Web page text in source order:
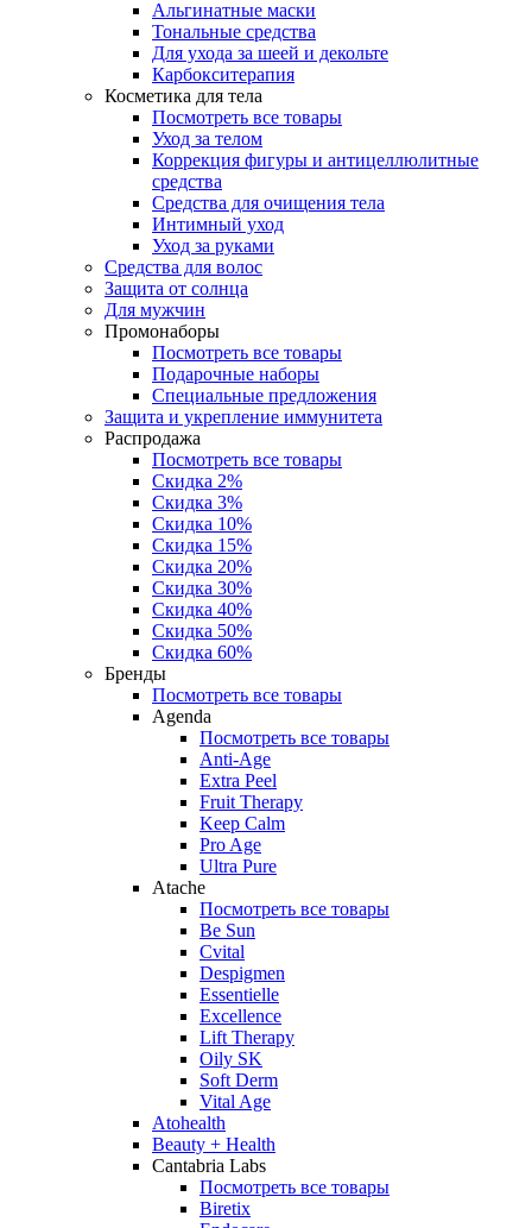
Альгинатные маски
Тональные средства
Для ухода за шеей и декольте
Карбокситерапия
Косметика для тела
Посмотреть все товары
Уход за телом
Коррекция фигуры и антицеллюлитные
средства
Средства для очищения тела
Интимный уход
Уход за руками
Средства для волос
Защита от солнца
Для мужчин
Промонаборы
Посмотреть все товары
Подарочные наборы
Специальные предложения
Защита и укрепление иммунитета
Распродажа
Посмотреть все товары
Скидка 2%
Скидка 3%
Скидка 10%
Скидка 15%
Скидка 20%
Скидка 30%
Скидка 40%
Скидка 50%
Скидка 60%
Бренды
Посмотреть все товары
Agenda
Посмотреть все товары
Anti‑Age
Extra Peel
Fruit Therapy
Keep Calm
Pro Age
Ultra Pure
Atache
Посмотреть все товары
Be Sun
Cvital
Despigmen
Essentielle
Excellence
Lift Therapy
Oily SK
Soft Derm
Vital Age
Atohealth
Beauty + Health
Cantabria Labs
Посмотреть все товары
Biretix